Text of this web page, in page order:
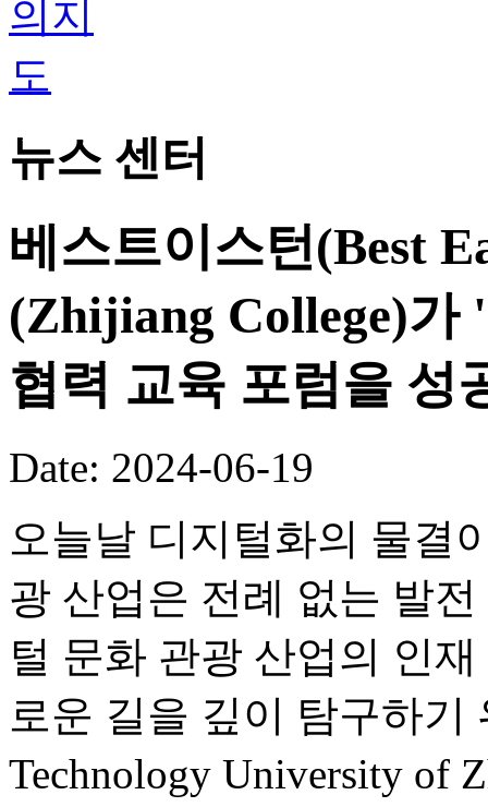
뉴스 센터
베스트이스턴(Best
(Zhijiang College)가
협력 교육 포럼을 성
Date: 2024-06-19
오늘날 디지털화의 물결
광 산업은 전례 없는 발
털 문화 관광 산업의 인
로운 길을 깊이 탐구하기
Technology University of